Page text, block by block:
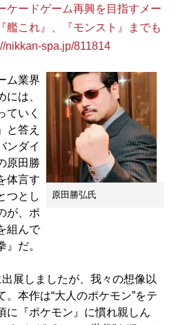
ケードゲーム再興を目指すメー
これ』、『モンスト』までも
nikkan-spa.jp/811814
原田勝弘氏
ム業界
には、
ていく
と答え
ンダイ
原田勝
体言す
つとし
が、ポ
組んで
』だ。
出展しましたが、我々の想像以
。本作は“大人のポケモン”をテ
に『ポケモン』に慣れ親しん